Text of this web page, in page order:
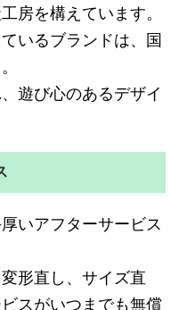
房を構えています。
いるブランドは、国
遊び心のあるデザイ
いアフターサービス
形直し、サイズ直
スがいつまでも無償